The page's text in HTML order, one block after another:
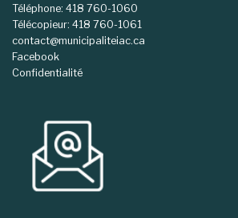
Téléphone: 418 760-1060
Télécopieur: 418 760-1061
contact@municipaliteiac.ca
Facebook
Confidentialité